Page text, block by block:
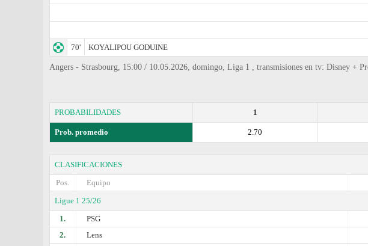
70'
KOYALIPOU GODUINE
Angers - Strasbourg, 15:00 / 10.05.2026, domingo, Liga 1 , transmisiones en tv: Disney +
PROBABILIDADES 1
Prob. promedio 2.70
CLASIFICACIONES
Pos.
Equipo
Ligue 1 25/26
1.
PSG
2.
Lens